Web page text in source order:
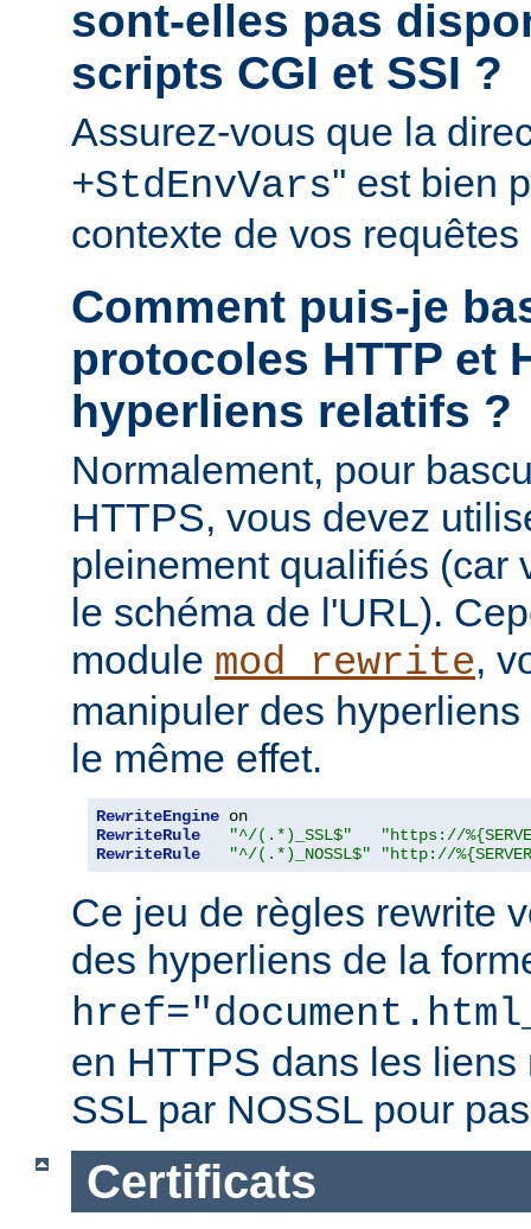
sont-elles pas
scripts CGI et SSI ?
Assurez-vous que la
+StdEnvVars'' est bien
contexte de vos requêtes
Comment puis-je
protocoles HTTP et
hyperliens relatifs ?
Normalement, pour
HTTPS, vous devez
pleinement qualifiés (car
le schéma de l'URL).
module mod_rewrite,
manipuler des
le même effet.
RewriteEngine
RewriteRule
"^/(.*)_SSL$"
"https://
RewriteRule
"^/(.*)_NOSSL$" "http://
Ce jeu de règles rewrite
des hyperliens de la
en HTTPS dans les
SSL par NOSSL pour
Certificats